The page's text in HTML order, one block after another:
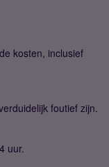
kosten, inclusief
foutief zijn.
uur.